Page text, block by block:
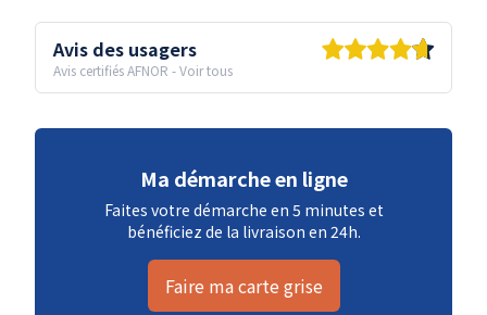
Avis des usagers
Avis certifiés AFNOR -Voir tous
Ma démarche en ligne
Faites votre démarche en 5 minutes et
bénéficiez de la livraison en 24h.
Faire ma carte grise